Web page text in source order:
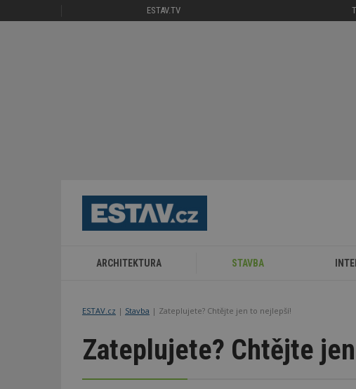
ESTAV.TV
ARCHITEKTURA STAVBA
ESTAV.cz Stavba Zateplujete? Chtějte jen to nejlepší!
Zateplujete? Chtějte